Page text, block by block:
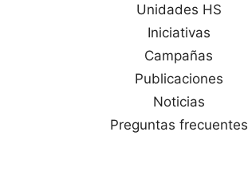
Unidades HS
Iniciativas
Campañas
Publicaciones
Noticias
Preguntas frecuentes